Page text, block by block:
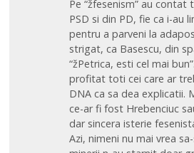
Pe “žfesenism” au
PSD si din PD, fie ca i-au
pentru a parveni la
strigat, ca Basescu, din
“žPetrica, esti cel mai
profitat toti cei care ar
DNA ca sa dea explicatii.
ce-ar fi fost Hrebenciuc
dar sincera isterie
Azi, nimeni nu mai vrea